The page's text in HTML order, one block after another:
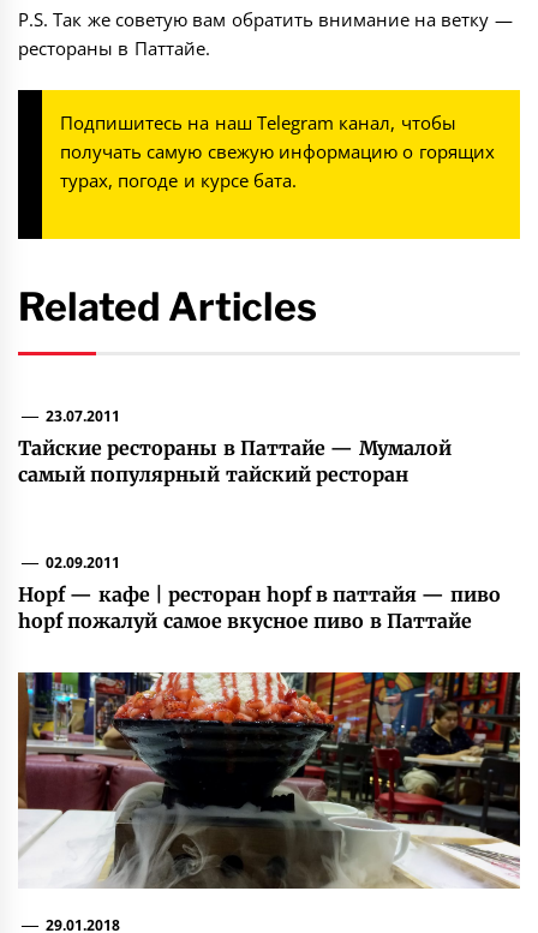
P.S. Так же советую вам обратить внимание на ветку —
рестораны в Паттайе.
Подпишитесь на наш Telegram канал, чтобы
получать самую свежую информацию о горящих
турах, погоде и курсе бата.
Related Articles
23.07.2011
Тайские рестораны в Паттайе — Мумалой
самый популярный тайский ресторан
02.09.2011
Hopf — кафе | ресторан hopf в паттайя — пиво
hopf пожалуй самое вкусное пиво в Паттайе
29.01.2018